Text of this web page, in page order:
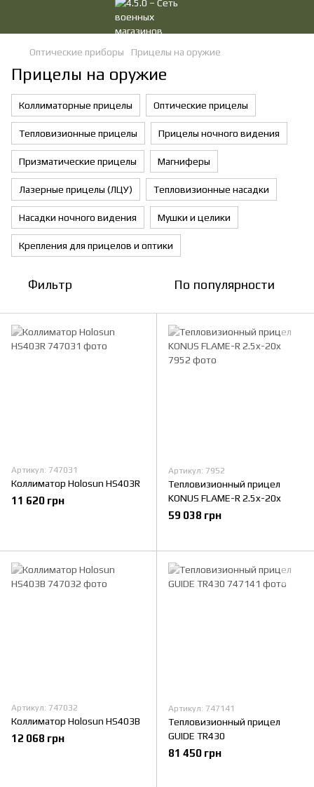
Оптические приборы Прицелы на оружие
Прицелы на оружие
Коллиматорные прицелы Оптические прицелы
Тепловизионные прицелы Прицелы ночного видения
Призматические прицелы Магниферы
Лазерные прицелы (ЛЦУ) Тепловизионные насадки
Насадки ночного видения Мушки и целики
Крепления для прицелов и оптики
Фильтр По популярности
Артикул: 747031
Коллиматор Holosun HS403R
11 620 грн
Артикул: 7952
Тепловизионный прицел
KONUS FLAME-R 2.5x-20x
59 038 грн
Артикул: 747032
Коллиматор Holosun HS403B
12 068 грн
Артикул: 747141
Тепловизионный прицел
GUIDE TR430
81 450 грн